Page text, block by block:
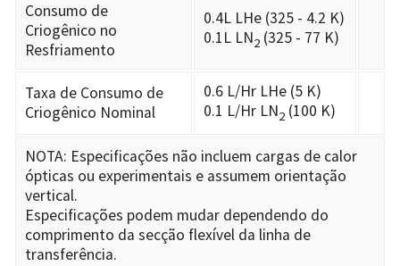
Consumo de
Criogênico no
Resfriamento
0.4L LHe (325 - 4.2 K)
0.1L LN2 (325 - 77 K)
Taxa de Consumo de
Criogênico Nominal
0.6 L/Hr LHe (5 K)
0.1 L/Hr LN2 (100 K)
NOTA: Especificações não incluem cargas de calor
ópticas ou experimentais e assumem orientação
vertical.
Especificações podem mudar dependendo do
comprimento da secção flexível da linha de
transferência.